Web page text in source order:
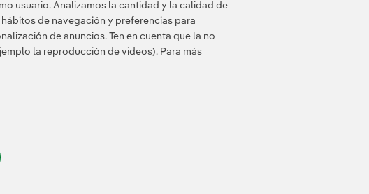
usuario. Analizamos la cantidad y la calidad de
de navegación y preferencias para
de anuncios. Ten en cuenta que la no
la reproducción de videos). Para más